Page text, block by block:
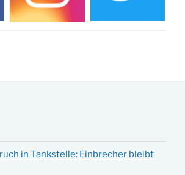
in Tankstelle: Einbrecher bleibt